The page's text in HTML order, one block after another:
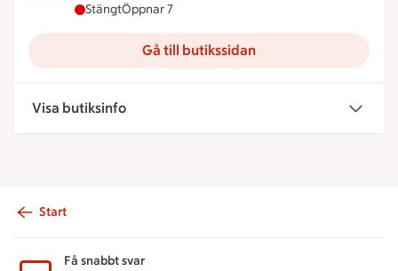
ICA Kvantum Sjöbo har stängt, öppnar klockan 7
StängtÖppnar 7
Gå till butikssidan
Visa butiksinfo
Start
Få snabbt svar